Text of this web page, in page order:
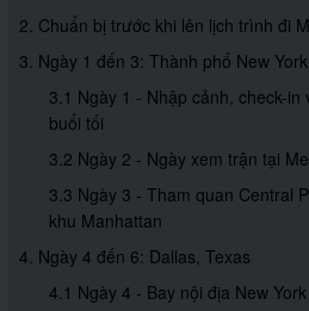
2. Chuẩn bị trước khi lên lịch trình đi
3. Ngày 1 đến 3: Thành phố New York
3.1 Ngày 1 - Nhập cảnh, check-
buổi tối
3.2 Ngày 2 - Ngày xem trận tại
3.3 Ngày 3 - Tham quan Central
khu Manhattan
4. Ngày 4 đến 6: Dallas, Texas
4.1 Ngày 4 - Bay nội địa New